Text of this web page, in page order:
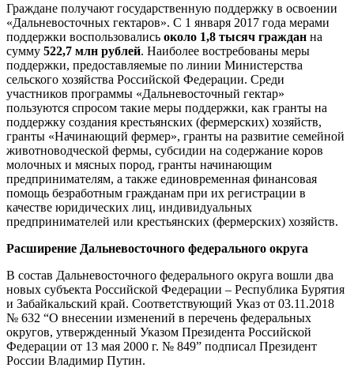
Граждане получают государственную поддержку в освоении
«Дальневосточных гектаров». С 1 января 2017 года мерами
поддержки воспользовались около 1,8 тысяч граждан на
сумму 522,7 млн рублей. Наиболее востребованы меры
поддержки, предоставляемые по линии Министерства
сельского хозяйства Российской Федерации. Среди
участников программы «Дальневосточный гектар»
пользуются спросом такие меры поддержки, как гранты на
поддержку создания крестьянских (фермерских) хозяйств,
гранты «Начинающий фермер», гранты на развитие семейной
животноводческой фермы, субсидии на содержание коров
молочных и мясных пород, гранты начинающим
предпринимателям, а также единовременная финансовая
помощь безработным гражданам при их регистрации в
качестве юридических лиц, индивидуальных
предпринимателей или крестьянских (фермерских) хозяйств.
Расширение Дальневосточного федерального округа
В состав Дальневосточного федерального округа вошли два
новых субъекта Российской Федерации – Республика Бурятия
и Забайкальский край. Соответствующий Указ от 03.11.2018
№ 632 “О внесении изменений в перечень федеральных
округов, утвержденный Указом Президента Российской
Федерации от 13 мая 2000 г. № 849” подписал Президент
России Владимир Путин.